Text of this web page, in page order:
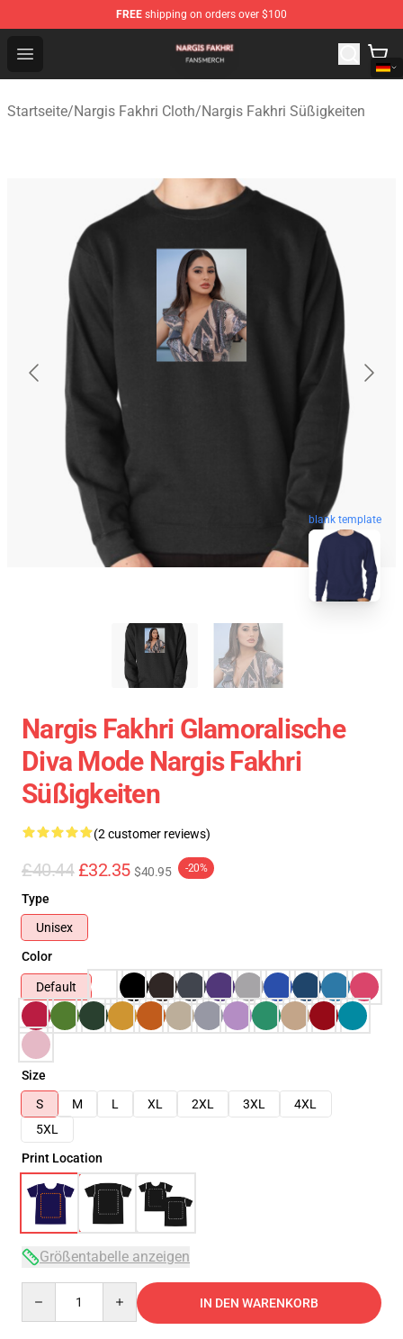
FREE shipping on orders over $100
Open menu
Nargis Fakhri Shop - Official Nargis Fakhri Merchandise
Startseite/Nargis Fakhri Cloth/Nargis Fakhri Süßigkeiten
blank template
Nargis Fakhri Glamoralische
Diva Mode Nargis Fakhri
Süßigkeiten
(2 customer reviews)
£40.44 £32.35 $40.95 -20%
Type
Unisex
Color
Default
Size
S
M L XL 2XL 3XL
4XL
5XL
Print Location
Größentabelle anzeigen
IN DEN WARENKORB